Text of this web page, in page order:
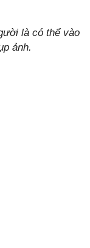
là có thể vào
ảnh.